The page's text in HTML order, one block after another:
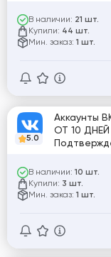
В наличии: 21 шт.
Купили: 44 шт.
Мин. заказ: 1 шт.
5.0
Аккаунты
ОТ 10 ДНЕЙ
В наличии: 10 шт.
Купили: 3 шт.
Мин. заказ: 1 шт.